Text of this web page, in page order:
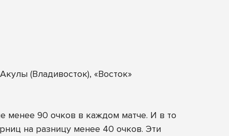
(Владивосток), «Восток»
менее 90 очков в каждом матче. И в то
на разницу менее 40 очков. Эти